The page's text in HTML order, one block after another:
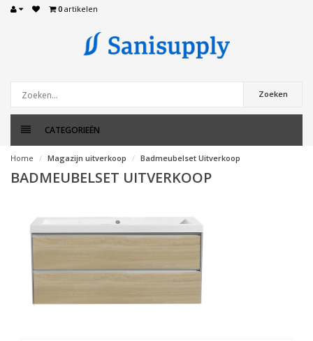
0 artikelen
Zoeken
CATEGORIEËN
Home Magazijn uitverkoop Badmeubelset Uitverkoop
BADMEUBELSET UITVERKOOP